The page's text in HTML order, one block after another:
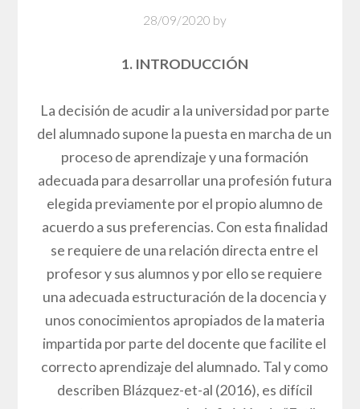
28/09/2020 by
1. INTRODUCCIÓN
La decisión de acudir a la universidad por parte
del alumnado supone la puesta en marcha de un
proceso de aprendizaje y una formación
adecuada para desarrollar una profesión futura
elegida previamente por el propio alumno de
acuerdo a sus preferencias. Con esta finalidad
se requiere de una relación directa entre el
profesor y sus alumnos y por ello se requiere
una adecuada estructuración de la docencia y
unos conocimientos apropiados de la materia
impartida por parte del docente que facilite el
correcto aprendizaje del alumnado. Tal y como
describen Blázquez-et-al (2016), es difícil